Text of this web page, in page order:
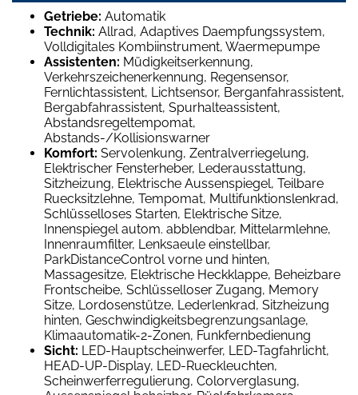
Getriebe: Automatik
Technik: Allrad, Adaptives Daempfungssystem,
Volldigitales Kombiinstrument, Waermepumpe
Assistenten: Müdigkeitserkennung,
Verkehrszeichenerkennung, Regensensor,
Fernlichtassistent, Lichtsensor, Berganfahrassistent,
Bergabfahrassistent, Spurhalteassistent,
Abstandsregeltempomat,
Abstands-/Kollisionswarner
Komfort: Servolenkung, Zentralverriegelung,
Elektrischer Fensterheber, Lederausstattung,
Sitzheizung, Elektrische Aussenspiegel, Teilbare
Ruecksitzlehne, Tempomat, Multifunktionslenkrad,
Schlüsselloses Starten, Elektrische Sitze,
Innenspiegel autom. abblendbar, Mittelarmlehne,
Innenraumfilter, Lenksaeule einstellbar,
ParkDistanceControl vorne und hinten,
Massagesitze, Elektrische Heckklappe, Beheizbare
Frontscheibe, Schlüsselloser Zugang, Memory
Sitze, Lordosenstütze, Lederlenkrad, Sitzheizung
hinten, Geschwindigkeitsbegrenzungsanlage,
Klimaautomatik-2-Zonen, Funkfernbedienung
Sicht: LED-Hauptscheinwerfer, LED-Tagfahrlicht,
HEAD-UP-Display, LED-Rueckleuchten,
Scheinwerferregulierung, Colorverglasung,